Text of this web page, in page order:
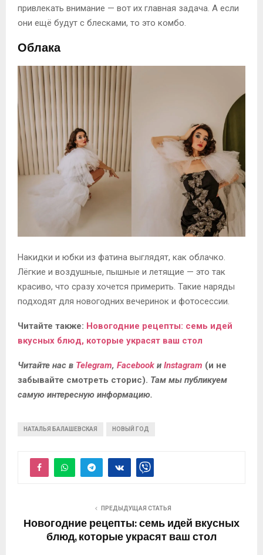
привлекать внимание — вот их главная задача. А если
они ещё будут с блесками, то это комбо.
Облака
Накидки и юбки из фатина выглядят, как облачко.
Лёгкие и воздушные, пышные и летящие — это так
красиво, что сразу хочется примерить. Такие наряды
подходят для новогодних вечеринок и фотосессии.
Читайте также: Новогодние рецепты: семь идей
вкусных блюд, которые украсят ваш стол
Читайте нас в Telegram, Facebook и Instagram (и не
забывайте смотреть сторис). Там мы публикуем
самую интересную информацию.
НАТАЛЬЯ БАЛАШЕВСКАЯ НОВЫЙ ГОД
ПРЕДЫДУЩАЯ СТАТЬЯ
Новогодние рецепты: семь идей вкусных
блюд, которые украсят ваш стол